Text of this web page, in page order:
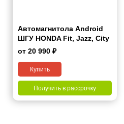
Автомагнитола Android
ШГУ HONDA Fit, Jazz, City
2002-2008 (Manual Air-
от 20 990 ₽
Купить
Получить в рассрочку